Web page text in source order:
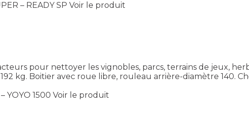
– READY SP Voir le produit
pour nettoyer les vignobles, parcs, terrains de jeux,
kg. Boitier avec roue libre, rouleau arrière-diamètre 140.
YOYO 1500 Voir le produit